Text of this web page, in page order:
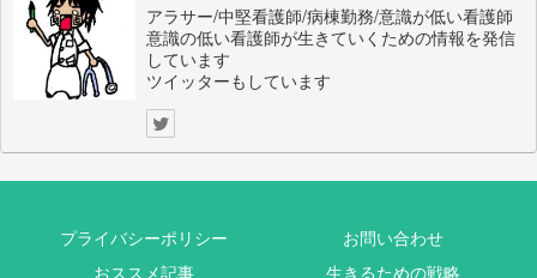
アラサー/中堅看護師/病棟勤務/意識が低い看護師
意識の低い看護師が生きていくための情報を発信
しています
ツイッターもしています
プライバシーポリシー
お問い合わせ
おススメ記事
生きるための戦略